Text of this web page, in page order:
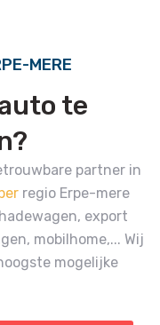
MERE
te
partner in
regio Erpe-mere
export
mobilhome,... Wij
mogelijke